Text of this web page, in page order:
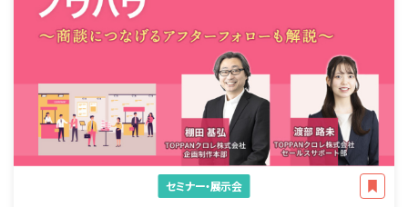
セミナー・展示会